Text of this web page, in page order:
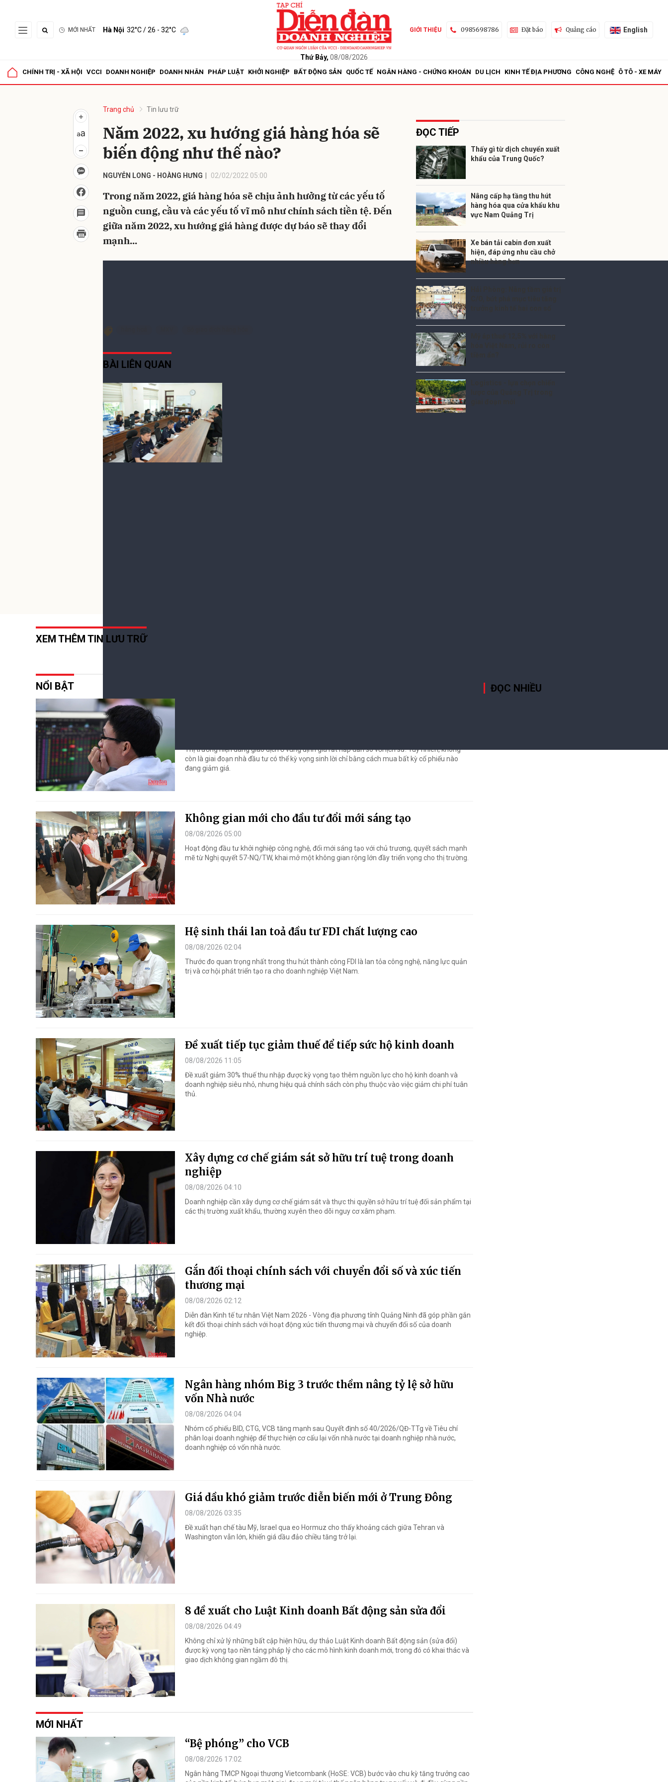
MỚI NHẤT Hà Nội 32°C/ 26 - 32°C
Thứ Bảy, 08/08/2026
GIỚI THIỆU 0985698786 Đặt báo Quảng cáo English
CHÍNH TRỊ - XÃ HỘI VCCI DOANH NGHIỆP DOANH NHÂN PHÁP LUẬT KHỞI NGHIỆP BẤT ĐỘNG SẢN QUỐC TẾ NGÂN HÀNG - CHỨNG KHOÁN DU LỊCH KINH TẾ ĐỊA PHƯƠNG CÔNG NGHỆ Ô TÔ - XE MÁY
Trang chủ Tin lưu trữ
Năm 2022, xu hướng giá hàng hóa sẽ
biến động như thế nào?
NGUYỄN LONG - HOÀNG HƯNG 02/02/2022 05:00
Trong năm 2022, giá hàng hóa sẽ chịu ảnh hưởng từ các yếu tố
nguồn cung, cầu và các yếu tố vĩ mô như chính sách tiền tệ. Đến
giữa năm 2022, xu hướng giá hàng được dự báo sẽ thay đổi
mạnh...
BÀI LIÊN QUAN
ĐỌC TIẾP
Thấy gì từ dịch chuyển xuất
khẩu của Trung Quốc?
Nâng cấp hạ tầng thu hút
hàng hóa qua cửa khẩu khu
vực Nam Quảng Trị
Xe bán tải cabin đơn xuất
hiện, đáp ứng nhu cầu chở
nhiều hàng hơn
XEM THÊM TIN LƯU TRỮ
NỔI BẬT
Thị trường hiện đang giao dịch ở vùng định giá rất hấp dẫn so với lịch sử. Tuy nhiên, không
còn là giai đoạn nhà đầu tư có thể kỳ vọng sinh lời chỉ bằng cách mua bất kỳ cổ phiếu nào
đang giảm giá.
Không gian mới cho đầu tư đổi mới sáng tạo
08/08/2026 05:00
Hoạt động đầu tư khởi nghiệp công nghệ, đổi mới sáng tạo với chủ trương, quyết sách mạnh
mẽ từ Nghị quyết 57-NQ/TW, khai mở một không gian rộng lớn đầy triển vọng cho thị trường.
Hệ sinh thái lan toả đầu tư FDI chất lượng cao
08/08/2026 02:04
Thước đo quan trọng nhất trong thu hút thành công FDI là lan tỏa công nghệ, năng lực quản
trị và cơ hội phát triển tạo ra cho doanh nghiệp Việt Nam.
Đề xuất tiếp tục giảm thuế để tiếp sức hộ kinh doanh
08/08/2026 11:05
Đề xuất giảm 30% thuế thu nhập được kỳ vọng tạo thêm nguồn lực cho hộ kinh doanh và
doanh nghiệp siêu nhỏ, nhưng hiệu quả chính sách còn phụ thuộc vào việc giảm chi phí tuân
thủ.
Xây dựng cơ chế giám sát sở hữu trí tuệ trong doanh
nghiệp
08/08/2026 04:10
Doanh nghiệp cần xây dựng cơ chế giám sát và thực thi quyền sở hữu trí tuệ đối sản phẩm tại
các thị trường xuất khẩu, thường xuyên theo dõi nguy cơ xâm phạm.
Gắn đối thoại chính sách với chuyển đổi số và xúc tiến
thương mại
08/08/2026 02:12
Diễn đàn Kinh tế tư nhân Việt Nam 2026 - Vòng địa phương tỉnh Quảng Ninh đã góp phần gắn
kết đối thoại chính sách với hoạt động xúc tiến thương mại và chuyển đổi số của doanh
nghiệp.
Ngân hàng nhóm Big 3 trước thềm nâng tỷ lệ sở hữu
vốn Nhà nước
08/08/2026 04:04
Nhóm cổ phiếu BID, CTG, VCB tăng mạnh sau Quyết định số 40/2026/QĐ-TTg về Tiêu chí
phân loại doanh nghiệp để thực hiện cơ cấu lại vốn nhà nước tại doanh nghiệp nhà nước,
doanh nghiệp có vốn nhà nước.
Giá dầu khó giảm trước diễn biến mới ở Trung Đông
08/08/2026 03:35
Đề xuất hạn chế tàu Mỹ, Israel qua eo Hormuz cho thấy khoảng cách giữa Tehran và
Washington vẫn lớn, khiến giá dầu đảo chiều tăng trở lại.
8 đề xuất cho Luật Kinh doanh Bất động sản sửa đổi
08/08/2026 04:49
Không chỉ xử lý những bất cập hiện hữu, dự thảo Luật Kinh doanh Bất động sản (sửa đổi)
được kỳ vọng tạo nền tảng pháp lý cho các mô hình kinh doanh mới, trong đó có khai thác và
giao dịch không gian ngầm đô thị.
MỚI NHẤT
“Bệ phóng” cho VCB
08/08/2026 17:02
Ngân hàng TMCP Ngoại thương Vietcombank (HoSE: VCB) bước vào chu kỳ tăng trưởng cao
ĐỌC NHIỀU
Gửi